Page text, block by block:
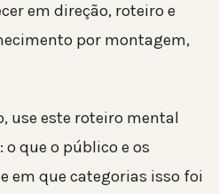
em direção, roteiro e
por montagem,
use este roteiro mental
que o público e os
em que categorias isso foi